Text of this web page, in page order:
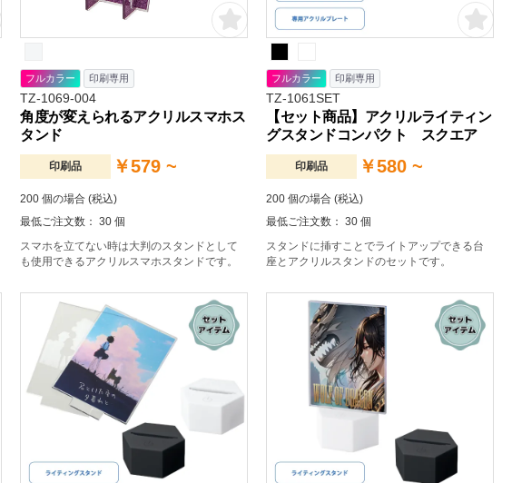
フルカラー 印刷専用
TZ-1069-004
角度が変えられるアクリルスマホス
タンド
印刷品 ￥579 ~
200 個の場合 (税込)
最低ご注文数： 30 個
スマホを立てない時は大判のスタンドとして
も使用できるアクリルスマホスタンドです。
フルカラー 印刷専用
TZ-1061SET
【セット商品】アクリルライティン
グスタンドコンパクト スクエア
印刷品 ￥580 ~
200 個の場合 (税込)
最低ご注文数： 30 個
スタンドに挿すことでライトアップできる台
座とアクリルスタンドのセットです。